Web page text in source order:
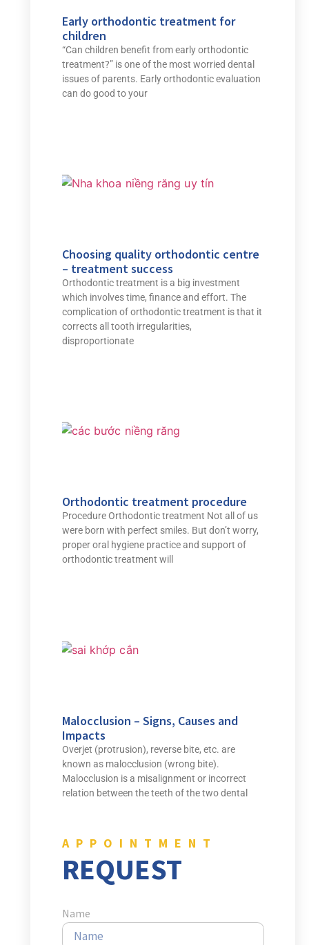
Early orthodontic treatment for
children
“Can children benefit from early orthodontic
treatment?” is one of the most worried dental
issues of parents. Early orthodontic evaluation
can do good to your
Choosing quality orthodontic centre
– treatment success
Orthodontic treatment is a big investment
which involves time, finance and effort. The
complication of orthodontic treatment is that it
corrects all tooth irregularities,
disproportionate
Orthodontic treatment procedure
Procedure Orthodontic treatment Not all of us
were born with perfect smiles. But don’t worry,
proper oral hygiene practice and support of
orthodontic treatment will
Malocclusion – Signs, Causes and
Impacts
Overjet (protrusion), reverse bite, etc. are
known as malocclusion (wrong bite).
Malocclusion is a misalignment or incorrect
relation between the teeth of the two dental
APPOINTMENT
REQUEST
Name